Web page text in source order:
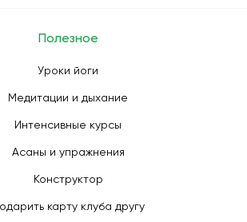
Полезное
Уроки йоги
Медитации и дыхание
Интенсивные курсы
Асаны и упражнения
Конструктор
карту клуба другу